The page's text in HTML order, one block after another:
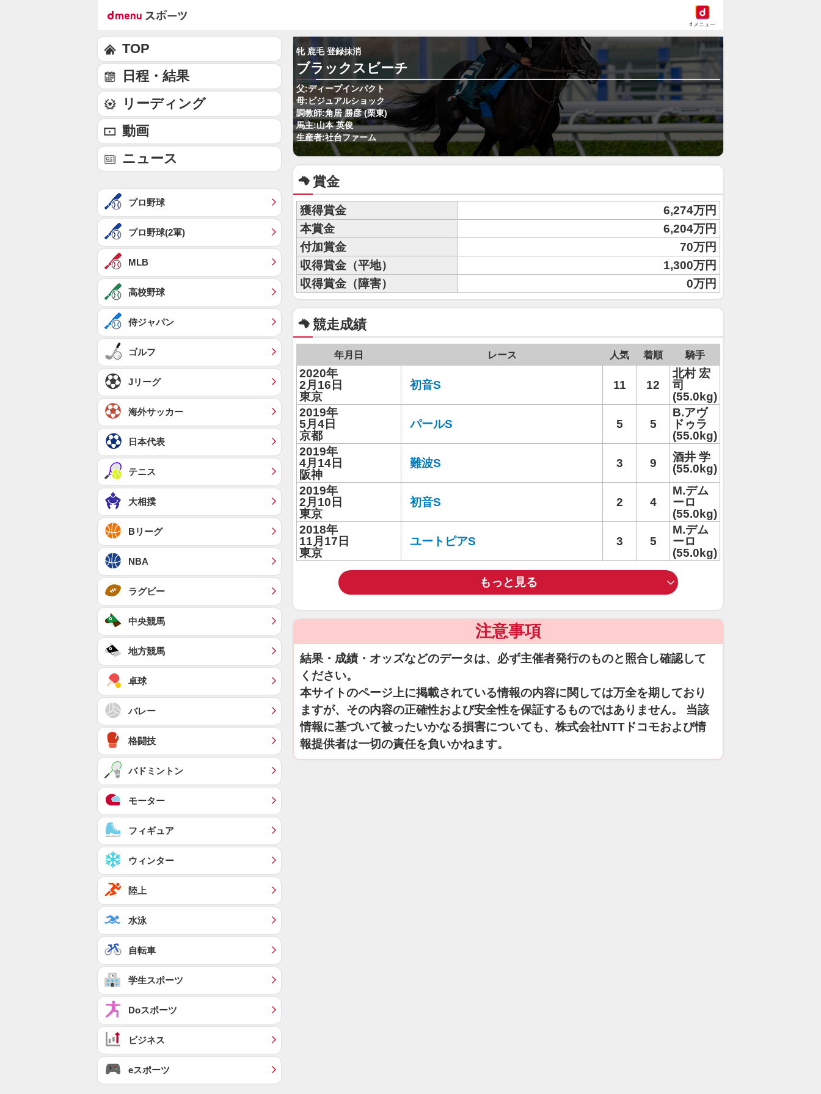
dメニュー
牝 鹿毛 登録抹消
ブラックスビーチ
父:ディープインパクト
母:ビジュアルショック
調教師:角居 勝彦 (栗東)
馬主:山本 英俊
生産者:社台ファーム
賞金
獲得賞金
6,274万円
本賞金
6,204万円
付加賞金
70万円
収得賞金（平地）
1,300万円
収得賞金（障害）
0万円
競走成績
年月日 レース 人気 着順 騎手
2020年
2月16日
東京
初音S 11 12
北村 宏
司
(55.0kg)
2019年
5月4日
京都
パールS 5 5
B.アヴ
ドゥラ
(55.0kg)
2019年
4月14日
阪神
難波S 3 9
酒井 学
(55.0kg)
2019年
2月10日
東京
初音S 2 4
M.デム
ーロ
(55.0kg)
2018年
11月17日
東京
ユートピアS 3 5
M.デム
ーロ
(55.0kg)
もっと見る
注意事項
結果・成績・オッズなどのデータは、必ず主催者発行のものと照合し確認して
ください。
本サイトのページ上に掲載されている情報の内容に関しては万全を期しており
ますが、その内容の正確性および安全性を保証するものではありません。 当該
情報に基づいて被ったいかなる損害についても、株式会社NTTドコモおよび情
報提供者は一切の責任を負いかねます。
TOP
日程・結果
リーディング
動画
ニュース
プロ野球
プロ野球(2軍)
MLB
高校野球
侍ジャパン
ゴルフ
Jリーグ
海外サッカー
日本代表
テニス
大相撲
Bリーグ
NBA
ラグビー
中央競馬
地方競馬
卓球
バレー
格闘技
バドミントン
モーター
フィギュア
ウィンター
陸上
水泳
自転車
学生スポーツ
Doスポーツ
ビジネス
eスポーツ